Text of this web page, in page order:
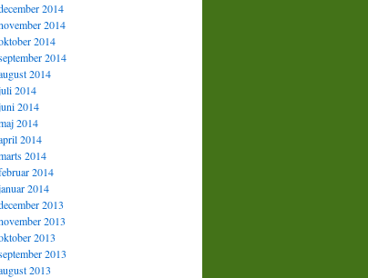
2014
2014
2014
2014
2014
2014
2014
2014
2014
2014
2014
2014
2013
2013
2013
2013
2013